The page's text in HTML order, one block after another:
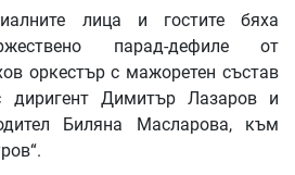
лица и гостите бяха
парад-дефиле от
оркестър с мажоретен състав
диригент Димитър Лазаров и
Биляна Масларова, към